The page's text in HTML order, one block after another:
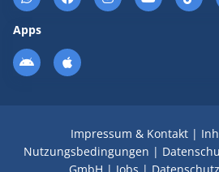
Apps
Impressum & Kontakt|
Nutzungsbedingungen |